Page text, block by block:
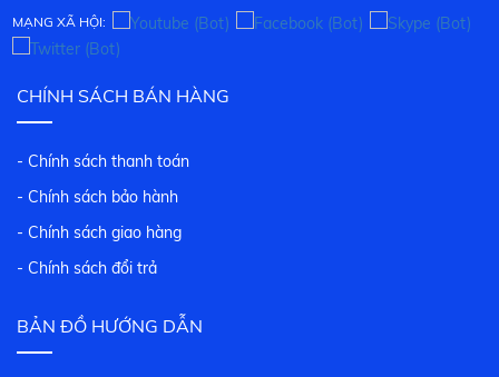
MẠNG XÃ HỘI:
CHÍNH SÁCH BÁN HÀNG
- Chính sách thanh toán
- Chính sách bảo hành
- Chính sách giao hàng
- Chính sách đổi trả
BẢN ĐỒ HƯỚNG DẪN